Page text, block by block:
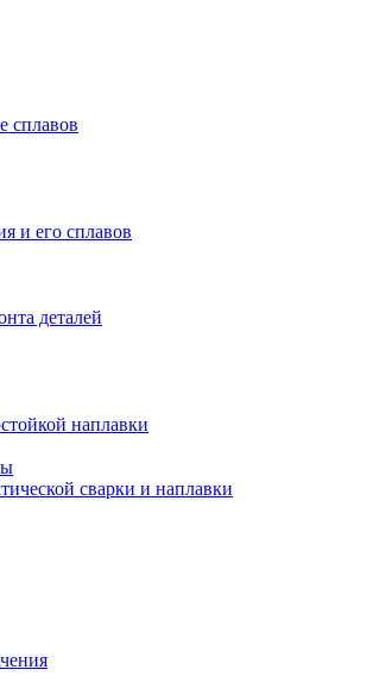
сплавов
и его сплавов
деталей
наплавки
сварки и наплавки